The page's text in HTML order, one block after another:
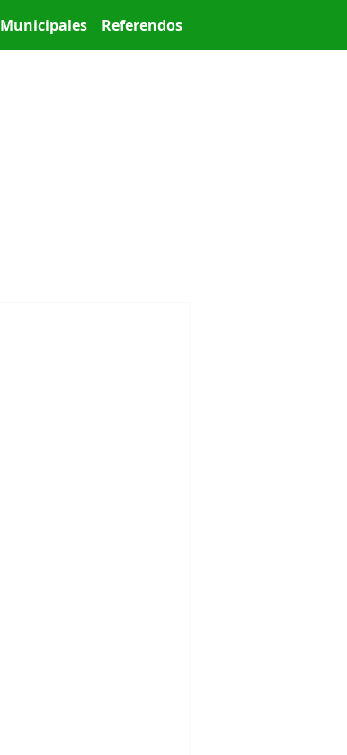
Municipales Referendos